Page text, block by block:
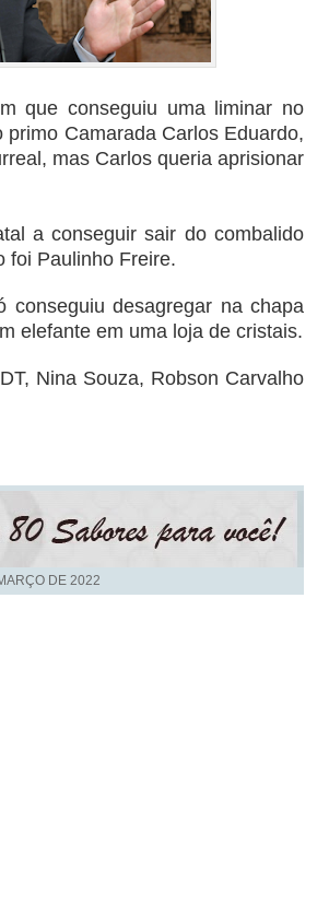
que conseguiu uma liminar no
Camarada Carlos Eduardo,
mas Carlos queria aprisionar
a conseguir sair do combalido
foi Paulinho Freire.
desagregar na chapa
elefante em uma loja de cristais.
Nina Souza, Robson Carvalho
DE 2022